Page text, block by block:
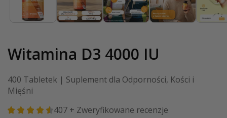
Witamina D3 4000 IU
400 Tabletek | Suplement dla Odporności, Kości i
Mięśni
407 + Zweryfikowane recenzje